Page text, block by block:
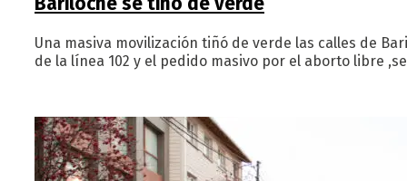
Una masiva movilización tiñó de verde las calles de
de la línea 102 y el pedido masivo por el aborto libre